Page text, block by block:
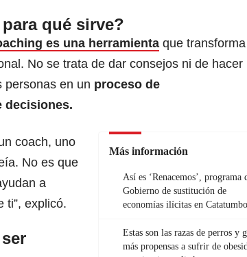
qué sirve?
es una herramienta que transforma
No se trata de dar consejos ni de hacer
personas en un proceso de
decisiones.
Más información
Así es ‘Renacemos’, programa
Gobierno de sustitución de
economías ilícitas en Catatumbo
Estas son las razas de perros y
más propensas a sufrir de
coach, uno
No es que
a
ti”, explicó.